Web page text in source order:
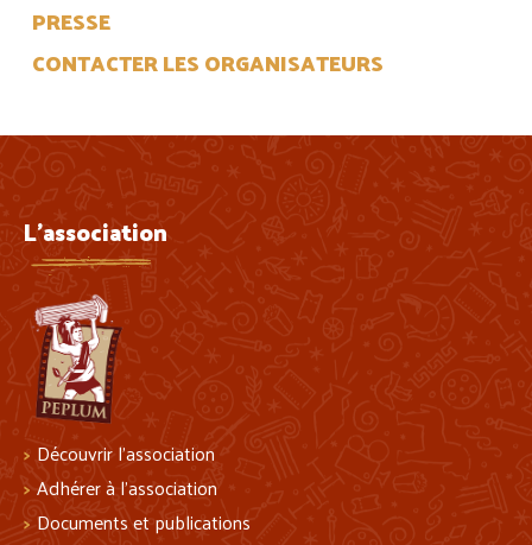
PRESSE
CONTACTER LES ORGANISATEURS
L'association
Découvrir l’association
Adhérer à l’association
Documents et publications